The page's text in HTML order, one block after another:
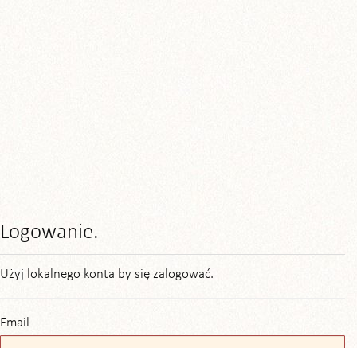
Logowanie.
Użyj lokalnego konta by się zalogować.
Email